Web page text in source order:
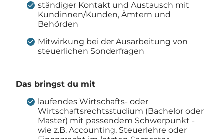
ständiger Kontakt und Austausch mit
Kundinnen/Kunden, Ämtern und
Behörden
Mitwirkung bei der Ausarbeitung von
steuerlichen Sonderfragen
Das bringst du mit
laufendes Wirtschafts- oder
Wirtschaftsrechtsstudium (Bachelor oder
Master) mit passendem Schwerpunkt -
wie z.B. Accounting, Steuerlehre oder